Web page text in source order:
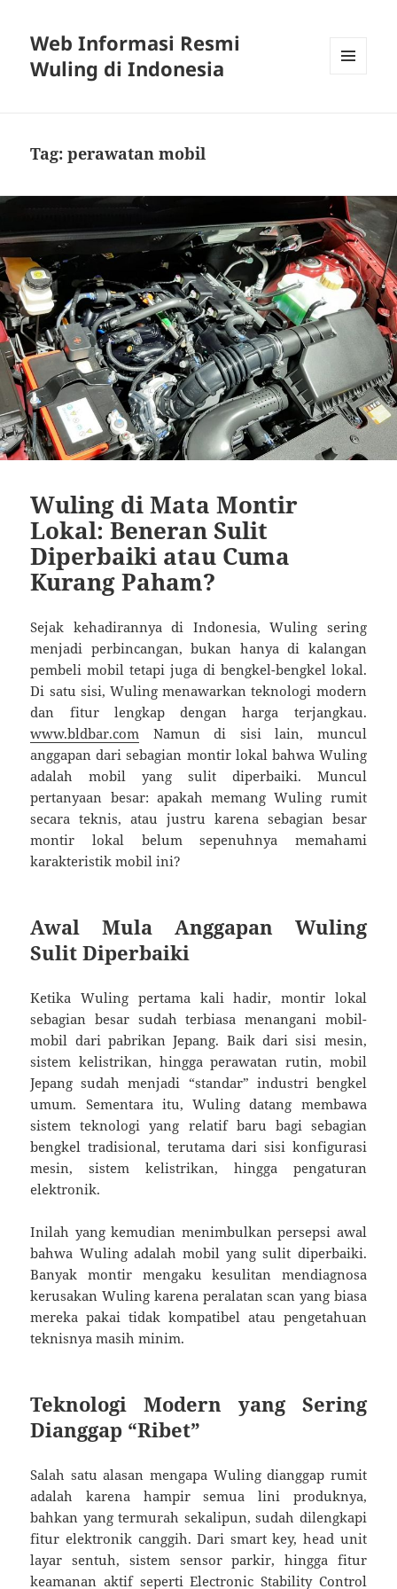
Web Informasi Resmi
Wuling di Indonesia
Tag:perawatan mobil
Wuling di Mata Montir
Lokal: Beneran Sulit
Diperbaiki atau Cuma
Kurang Paham?
Sejak kehadirannya di Indonesia, Wuling sering
menjadi perbincangan, bukan hanya di kalangan
pembeli mobil tetapi juga di bengkel-bengkel lokal.
Di satu sisi, Wuling menawarkan teknologi modern
dan fitur lengkap dengan harga terjangkau.
www.bldbar.com Namun di sisi lain, muncul
anggapan dari sebagian montir lokal bahwa Wuling
adalah mobil yang sulit diperbaiki. Muncul
pertanyaan besar: apakah memang Wuling rumit
secara teknis, atau justru karena sebagian besar
montir lokal belum sepenuhnya memahami
karakteristik mobil ini?
Awal Mula Anggapan Wuling
Sulit Diperbaiki
Ketika Wuling pertama kali hadir, montir lokal
sebagian besar sudah terbiasa menangani mobil-
mobil dari pabrikan Jepang. Baik dari sisi mesin,
sistem kelistrikan, hingga perawatan rutin, mobil
Jepang sudah menjadi “standar” industri bengkel
umum. Sementara itu, Wuling datang membawa
sistem teknologi yang relatif baru bagi sebagian
bengkel tradisional, terutama dari sisi konfigurasi
mesin, sistem kelistrikan, hingga pengaturan
elektronik.
Inilah yang kemudian menimbulkan persepsi awal
bahwa Wuling adalah mobil yang sulit diperbaiki.
Banyak montir mengaku kesulitan mendiagnosa
kerusakan Wuling karena peralatan scan yang biasa
mereka pakai tidak kompatibel atau pengetahuan
teknisnya masih minim.
Teknologi Modern yang Sering
Dianggap “Ribet”
Salah satu alasan mengapa Wuling dianggap rumit
adalah karena hampir semua lini produknya,
bahkan yang termurah sekalipun, sudah dilengkapi
fitur elektronik canggih. Dari smart key, head unit
layar sentuh, sistem sensor parkir, hingga fitur
keamanan aktif seperti Electronic Stability Control